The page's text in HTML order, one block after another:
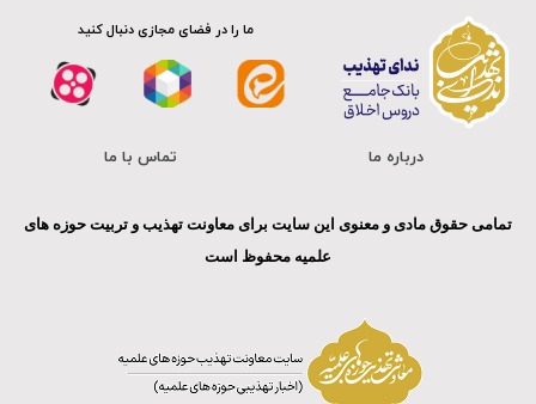
ما را در فضای مجازی دنبال کنید
درباره ما تماس با ما
تمامی حقوق مادی و معنوی این سایت برای معاونت تهذیب و تربیت حوزه های
علمیه محفوظ است